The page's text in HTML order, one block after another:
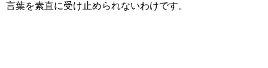
言葉を素直に受け止められないわけです。